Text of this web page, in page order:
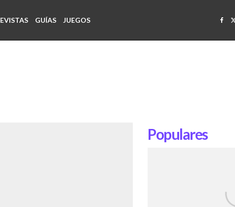
GUÍAS JUEGOS
Populares